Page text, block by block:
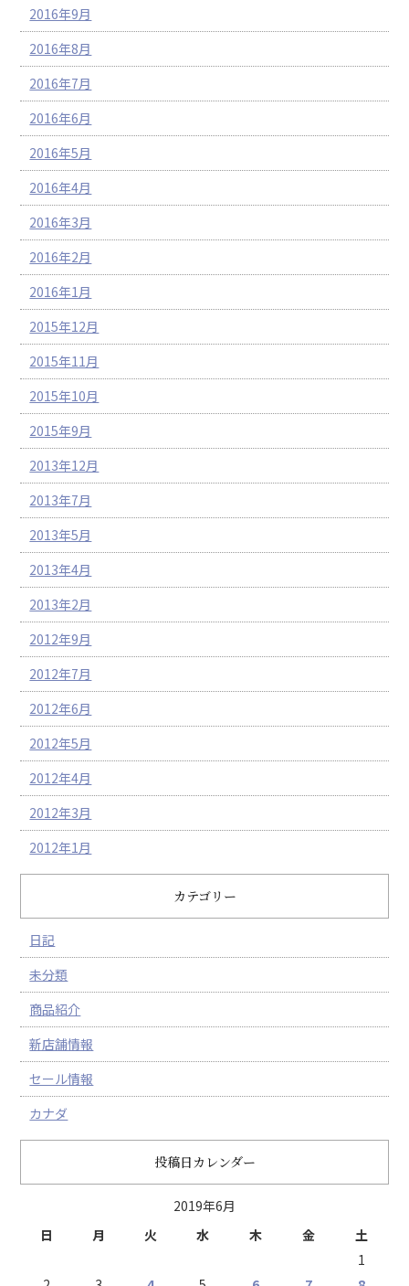
2016年9月
2016年8月
2016年7月
2016年6月
2016年5月
2016年4月
2016年3月
2016年2月
2016年1月
2015年12月
2015年11月
2015年10月
2015年9月
2013年12月
2013年7月
2013年5月
2013年4月
2013年2月
2012年9月
2012年7月
2012年6月
2012年5月
2012年4月
2012年3月
2012年1月
カテゴリー
日記
未分類
商品紹介
新店舗情報
セール情報
カナダ
投稿日カレンダー
2019年6月
日
月 火 水 木 金
土
1